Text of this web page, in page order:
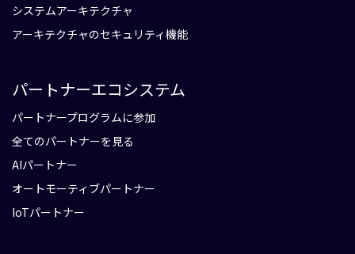
システムアーキテクチャ
アーキテクチャのセキュリティ機能
パートナーエコシステム
パートナープログラムに参加
全てのパートナーを見る
AIパートナー
オートモーティブパートナー
IoTパートナー